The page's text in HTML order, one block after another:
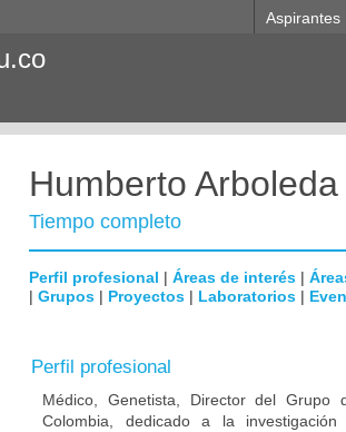
Aspirantes
Humberto
Tiempo completo
Perfil profesional | Áreas de interés |
| Grupos | Proyectos | Laboratorios |
Perfil profesional
Médico, Genetista, Director del Grupo
Colombia, dedicado a la investigación